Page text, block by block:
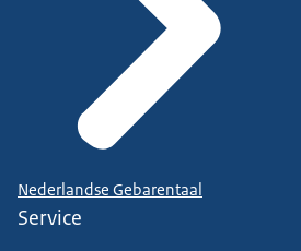
Nederlandse Gebarentaal
Service